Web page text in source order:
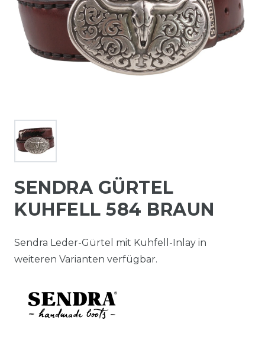
SENDRA GÜRTEL
KUHFELL 584 BRAUN
Sendra Leder-Gürtel mit Kuhfell-Inlay in
weiteren Varianten verfügbar.